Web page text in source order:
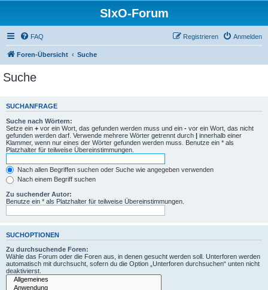
SIxO-Forum
FAQ Anmelden
Registrieren
Foren-Übersicht Suche
Suche
SUCHANFRAGE
Suche nach Wörtern:
Setze ein + vor ein Wort, das gefunden werden muss und ein - vor ein Wort, das nicht
gefunden werden darf. Verwende mehrere Wörter getrennt durch | innerhalb einer
Klammer, wenn nur eines der Wörter gefunden werden muss. Benutze ein * als
Platzhalter für teilweise Übereinstimmungen.
Nach allen Begriffen suchen oder Suche wie angegeben verwenden
Nach einem Begriff suchen
Zu suchender Autor:
Benutze ein * als Platzhalter für teilweise Übereinstimmungen.
SUCHOPTIONEN
Zu durchsuchende Foren:
Wähle das Forum oder die Foren aus, in denen gesucht werden soll. Unterforen werden
automatisch mit durchsucht, sofern du die Option „Unterforen durchsuchen“ unten nicht
deaktivierst.